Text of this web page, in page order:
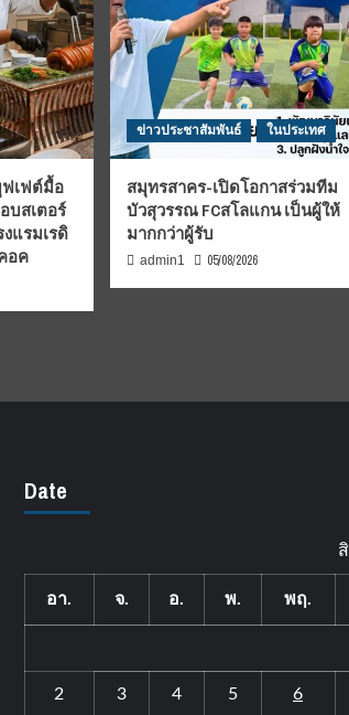
เฟต์มื้อ
บสเตอร์
แรมเรดิ
อค
ข่าวประชาสัมพันธ์ ในประเทศ
สมุทรสาคร-เปิดโอกาสร่วมทีม
บัวสุวรรณ FCสโลแกน เป็นผู้ให้
มากกว่าผู้รับ
admin1 05/08/2026
Date
อา. จ. อ. พ. พฤ.
2 3 4 5 6